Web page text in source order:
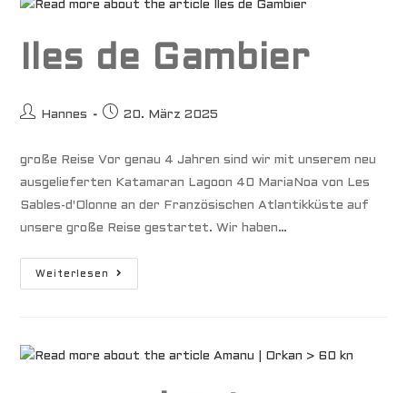
Iles de Gambier
Beitrags-
Hannes
Beitrag
20. März 2025
große Reise Vor genau 4 Jahren sind wir mit unserem neu
ausgelieferten Katamaran Lagoon 40 MariaNoa von Les
Sables-d'Olonne an der Französischen Atlantikküste auf
unsere große Reise gestartet. Wir haben…
Weiterlesen
Iles